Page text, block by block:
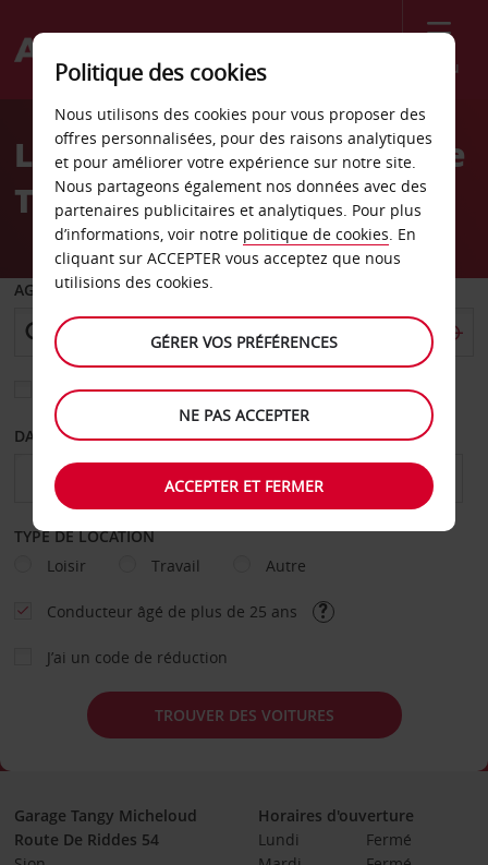
Menu
Welcome
AvisLocation de voiture garage
Tangy Micheloud
AGENCE DE DÉPART
Sélectionnez une autre agence de retour
DATE DE DÉPART DATE DE RETOUR
TYPE DE LOCATION
Loisir
Travail Autre
Conducteur âgé de plus de 25 ans
J’ai un code de réduction
TROUVER DES VOITURES
Garage Tangy Micheloud
Route De Riddes 54
Horaires d'ouverture
Lundi
Fermé
Politique des cookies
Nous utilisons des cookies pour vous proposer des
offres personnalisées, pour des raisons analytiques
et pour améliorer votre expérience sur notre site.
Nous partageons également nos données avec des
partenaires publicitaires et analytiques. Pour plus
d’informations, voir notre politique de cookies. En
cliquant sur ACCEPTER vous acceptez que nous
utilisions des cookies.
GÉRER VOS PRÉFÉRENCES
NE PAS ACCEPTER
ACCEPTER ET FERMER